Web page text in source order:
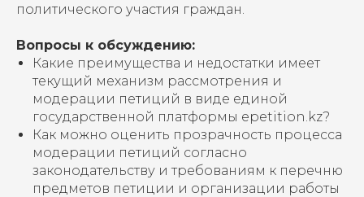
политического участия граждан.
Вопросы к обсуждению:
Какие преимущества и недостатки имеет
текущий механизм рассмотрения и
модерации петиций в виде единой
государственной платформы epetition.kz?
Как можно оценить прозрачность процесса
модерации петиций согласно
законодательству и требованиям к перечню
предметов петиции и организации работы